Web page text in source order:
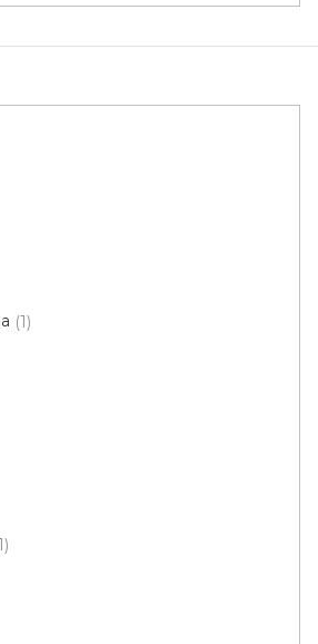
1
v balení sv.bronz